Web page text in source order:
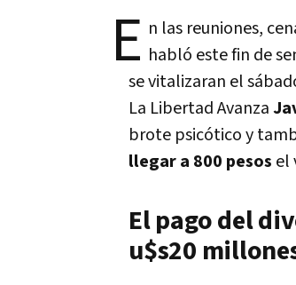
E n las reuniones,
habló este fin de
se vitalizaran el
La Libertad Avanza
brote psicótico y
llegar a 800 pesos el
El pago del
u$s20